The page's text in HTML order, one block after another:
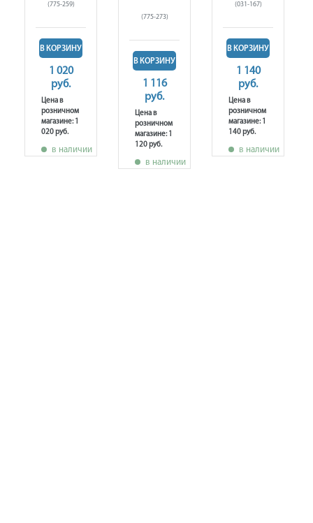
(775-259)
В КОРЗИНУ
1 020
руб.
Цена в
розничном
магазине: 1
020 руб.
в наличии
(775-273)
В КОРЗИНУ
1 116
руб.
Цена в
розничном
магазине: 1
120 руб.
в наличии
(031-167)
В КОРЗИНУ
1 140
руб.
Цена в
розничном
магазине: 1
140 руб.
в наличии